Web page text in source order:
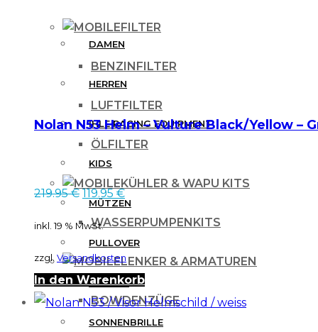
FILTER
BENZINFILTER
LUFTFILTER
ÖLFILTER
KÜHLER & WAPU KITS
WASSERPUMPENKITS
LENKER & ARMATUREN
BOWDENZÜGE
DAMEN
HERREN
IHLE RACING EQUIPMENT
KIDS
MÜTZEN
PULLOVER
SOCKEN
SONNENBRILLE
Nolan N53 Helm – Vulture Black/Yellow –
219.95€Ursprünglicher
Preis
war:
219.95 €
119.95 €Aktueller
Preis
ist:
119.95 €.
inkl. 19 % MwSt.
zzgl.Versandkosten
In den Warenkorb